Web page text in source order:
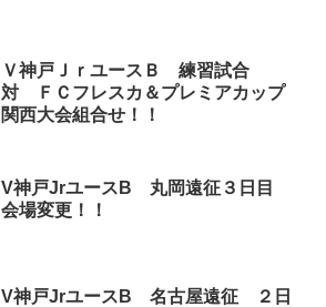
Ｖ神戸ＪｒユースＢ 練習試合
対 ＦＣフレスカ＆プレミアカップ
関西大会組合せ！！
V神戸JrユースB 丸岡遠征３日目
会場変更！！
V神戸JrユースB 名古屋遠征 ２日